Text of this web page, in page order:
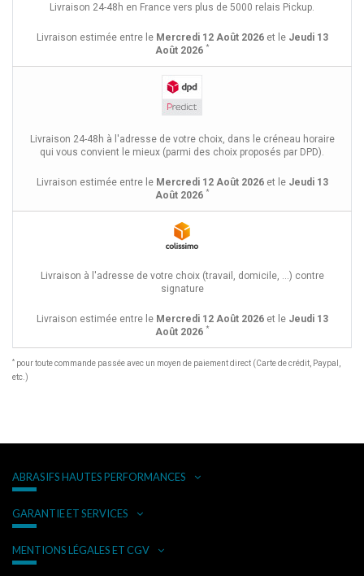
Livraison 24-48h en France vers plus de 5000 relais Pickup.
Livraison estimée entre le Mercredi 12 Août 2026et le Jeudi 13
Août 2026 *
Livraison 24-48h à l'adresse de votre choix, dans le créneau horaire
qui vous convient le mieux (parmi des choix proposés par DPD).
Livraison estimée entre le Mercredi 12 Août 2026et le Jeudi 13
Août 2026 *
Livraison à l'adresse de votre choix (travail, domicile, ...) contre
signature
Livraison estimée entre le Mercredi 12 Août 2026et le Jeudi 13
Août 2026 *
* pour toute commande passée avec un moyen de paiement direct (Carte de crédit, Paypal,
etc.)
ABRASIFS HAUTES PERFORMANCES
GARANTIE ET SERVICES
MENTIONS LÉGALES ET CGV